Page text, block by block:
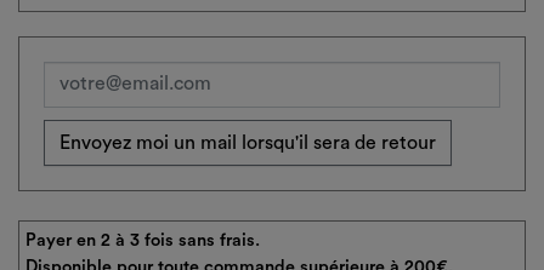
Envoyez moi un mail lorsqu'il sera de retour
Payer en 2 à 3 fois sans frais.